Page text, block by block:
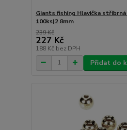
Giants fishing Hlavička
100ks|2.8mm
239 Kč
227 Kč
188 Kč bez DPH
Přidat do